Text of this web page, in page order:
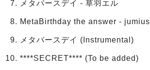
メタバースデイ - 草羽エル
MetaBirthday the answer - jumius
メタバースデイ (Instrumental)
****SECRET**** (To be added)